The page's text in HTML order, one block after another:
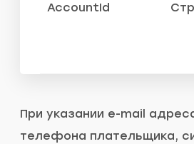
AccountId
При указании e-mail
телефона плательщика,